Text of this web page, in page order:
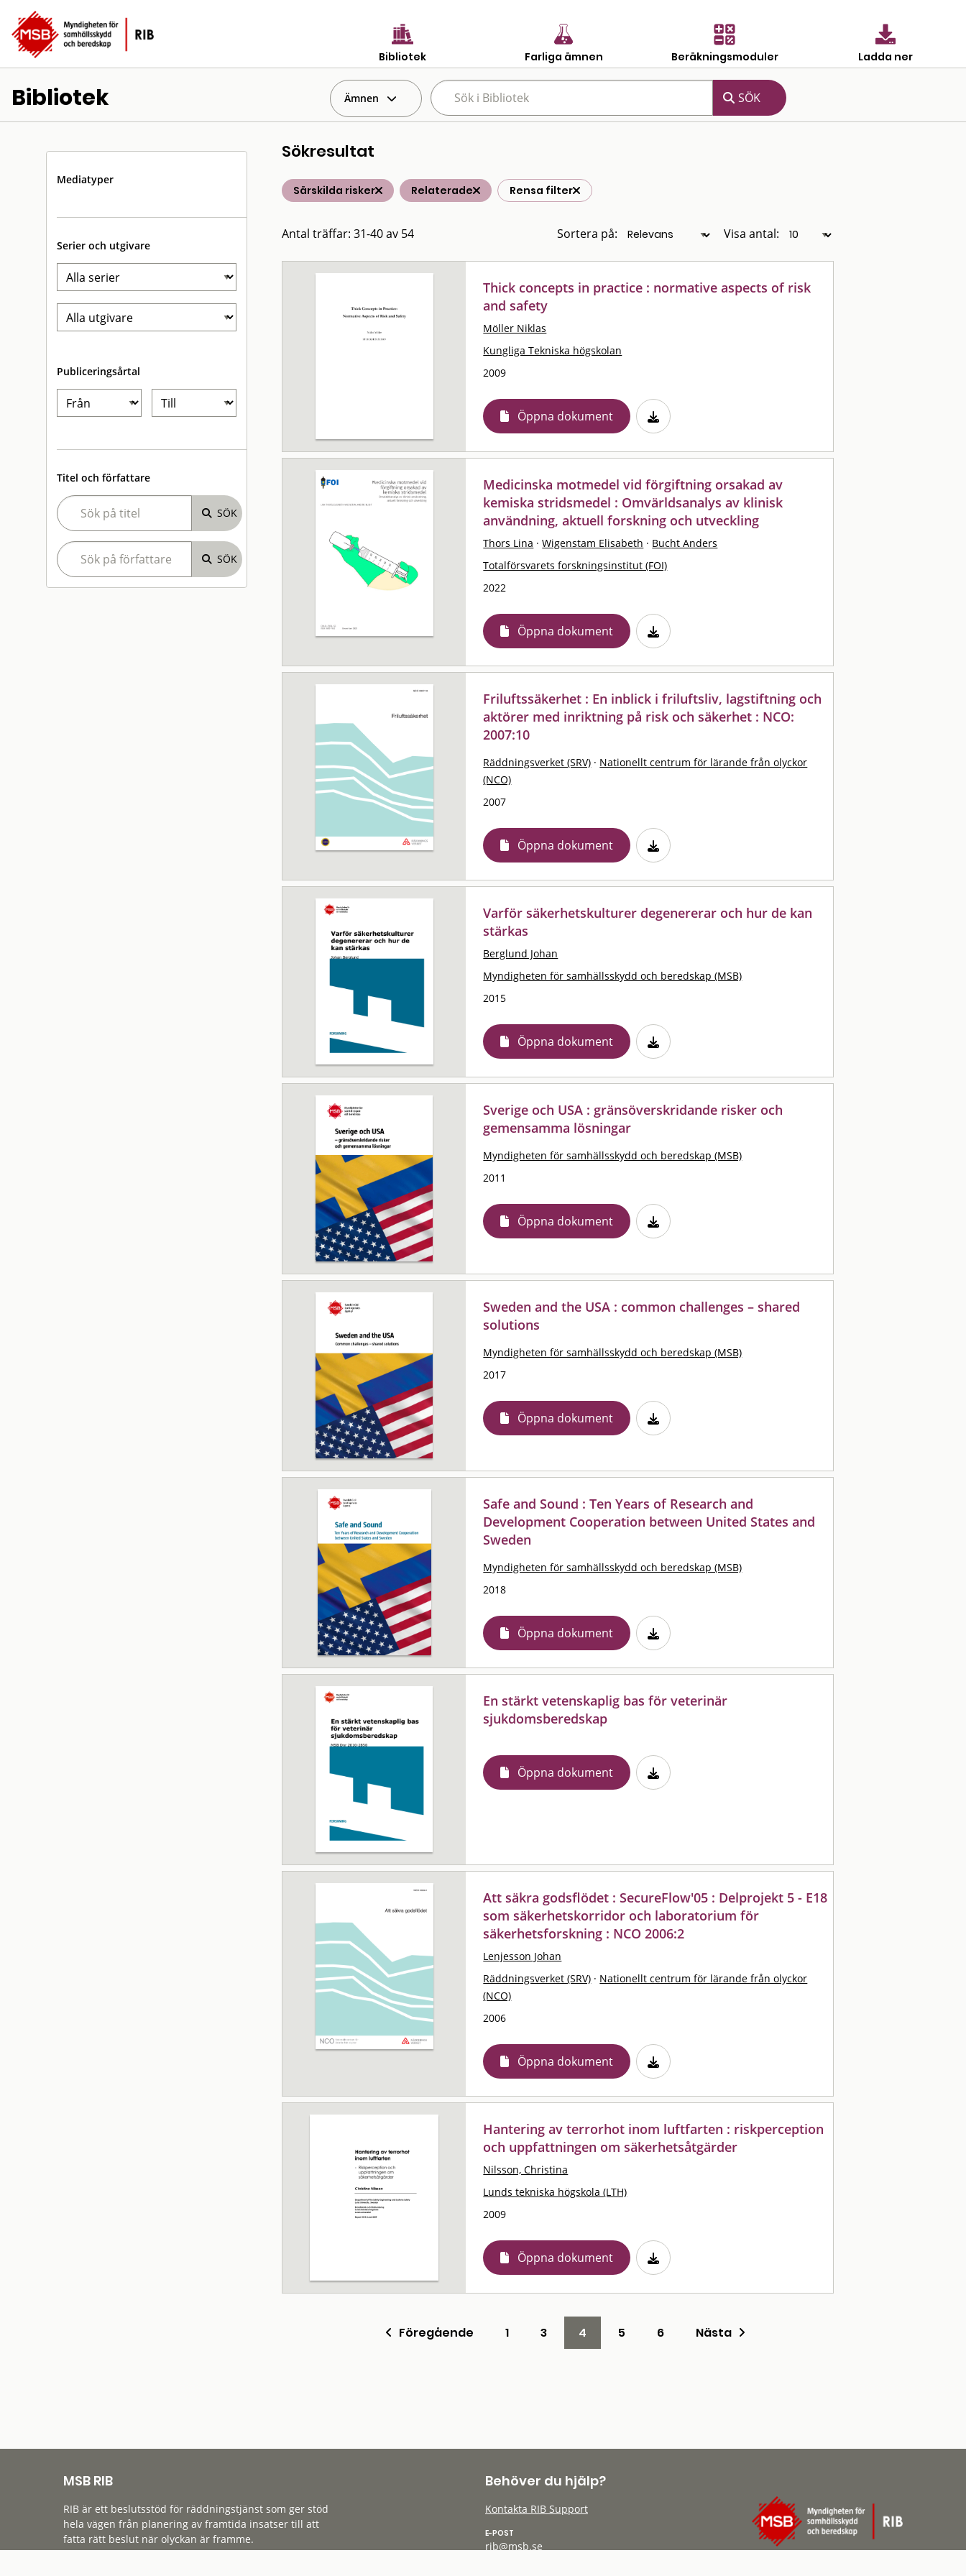
Bibliotek Farliga ämnen Beräkningsmoduler Ladda ner
Bibliotek Ämnen
Mediatyper
Serier och utgivare
Publiceringsårtal
Titel och författare
Sökresultat
Särskilda risker Relaterade Rensa filter
Antal träffar: 31-40 av 54 Sortera på: Visa antal:
Thick concepts in practice : normative aspects of risk
and safety
Möller Niklas
Kungliga Tekniska högskolan
2009
Öppna dokument
Medicinska motmedel vid förgiftning orsakad av
kemiska stridsmedel : Omvärldsanalys av klinisk
användning, aktuell forskning och utveckling
Thors Lina · Wigenstam Elisabeth · Bucht Anders
Totalförsvarets forskningsinstitut (FOI)
2022
Öppna dokument
Friluftssäkerhet : En inblick i friluftsliv, lagstiftning och
aktörer med inriktning på risk och säkerhet : NCO:
2007:10
Räddningsverket (SRV) · Nationellt centrum för lärande från olyckor
(NCO)
2007
Öppna dokument
Varför säkerhetskulturer degenererar och hur de kan
stärkas
Berglund Johan
Myndigheten för samhällsskydd och beredskap (MSB)
2015
Öppna dokument
Sverige och USA : gränsöverskridande risker och
gemensamma lösningar
Myndigheten för samhällsskydd och beredskap (MSB)
2011
Öppna dokument
Sweden and the USA : common challenges – shared
solutions
Myndigheten för samhällsskydd och beredskap (MSB)
2017
Öppna dokument
Safe and Sound : Ten Years of Research and
Development Cooperation between United States and
Sweden
Myndigheten för samhällsskydd och beredskap (MSB)
2018
Öppna dokument
En stärkt vetenskaplig bas för veterinär
sjukdomsberedskap
Öppna dokument
Att säkra godsflödet : SecureFlow'05 : Delprojekt 5 - E18
som säkerhetskorridor och laboratorium för
säkerhetsforskning : NCO 2006:2
Lenjesson Johan
Räddningsverket (SRV) · Nationellt centrum för lärande från olyckor
(NCO)
2006
Öppna dokument
Hantering av terrorhot inom luftfarten : riskperception
och uppfattningen om säkerhetsåtgärder
Nilsson, Christina
Lunds tekniska högskola (LTH)
2009
Öppna dokument
Föregående 1 3 4 5 6 Nästa
MSB RIB
RIB är ett beslutsstöd för räddningstjänst som ger stöd
hela vägen från planering av framtida insatser till att
fatta rätt beslut när olyckan är framme.
Behöver du hjälp?
Kontakta RIB Support
E-POST
rib@msb.se